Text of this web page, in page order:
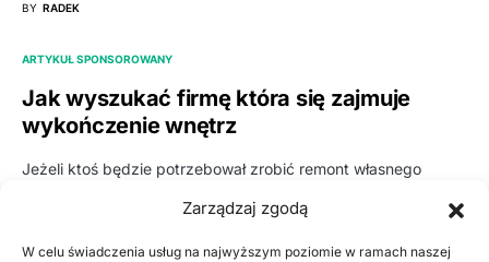
Zarządzaj zgodą
W celu świadczenia usług na najwyższym poziomie w ramach naszej
BY RADEK
ARTYKUŁ SPONSOROWANY
Jak wyszukać firmę która się zajmuje
wykończenie wnętrz
Jeżeli ktoś będzie potrzebował zrobić remont własnego
Zwłaszcza jeśli mieszka…
BY RADEK